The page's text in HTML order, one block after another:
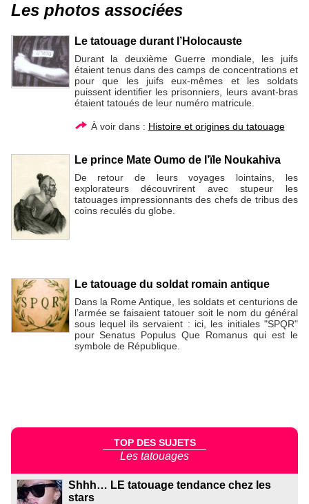
Les photos associées
Le tatouage durant l’Holocauste
Durant la deuxième Guerre mondiale, les juifs
étaient tenus dans des camps de concentrations et
pour que les juifs eux-mêmes et les soldats
puissent identifier les prisonniers, leurs avant-bras
étaient tatoués de leur numéro matricule.
À voir dans : Histoire et origines du tatouage
Le prince Mate Oumo de l’ïle Noukahiva
De retour de leurs voyages lointains, les
explorateurs découvrirent avec stupeur les
tatouages impressionnants des chefs de tribus des
coins reculés du globe.
Le tatouage du soldat romain antique
Dans la Rome Antique, les soldats et centurions de
l’armée se faisaient tatouer soit le nom du général
sous lequel ils servaient : ici, les initiales "SPQR"
pour Senatus Populus Que Romanus qui est le
symbole de République.
TOP DES SUJETS
Les tatouages
Shhh… LE tatouage tendance chez les
stars